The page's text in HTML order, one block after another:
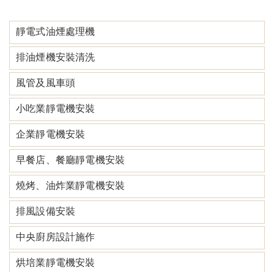
靜電式油煙處理機
排油煙機安裝清洗
風管及風車頭
小吃業靜電機安裝
企業靜電機安裝
早餐店、餐廳靜電機安裝
燒烤、油炸業靜電機安裝
排風設備安裝
中央廚房設計施作
烘培業靜電機安裝